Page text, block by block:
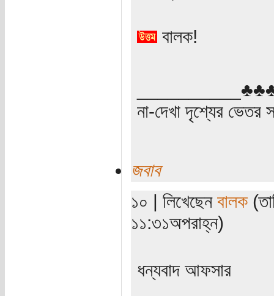
বালক!
না-দেখা দৃশ্যের ভেতর
জবাব
১০ | লিখেছেন বালক
১১:৩১অপরাহ্ন)
ধন্যবাদ আফসার